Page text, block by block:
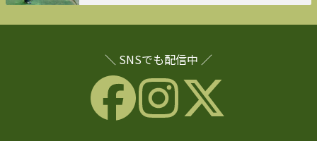
＼ SNSでも配信中 ／